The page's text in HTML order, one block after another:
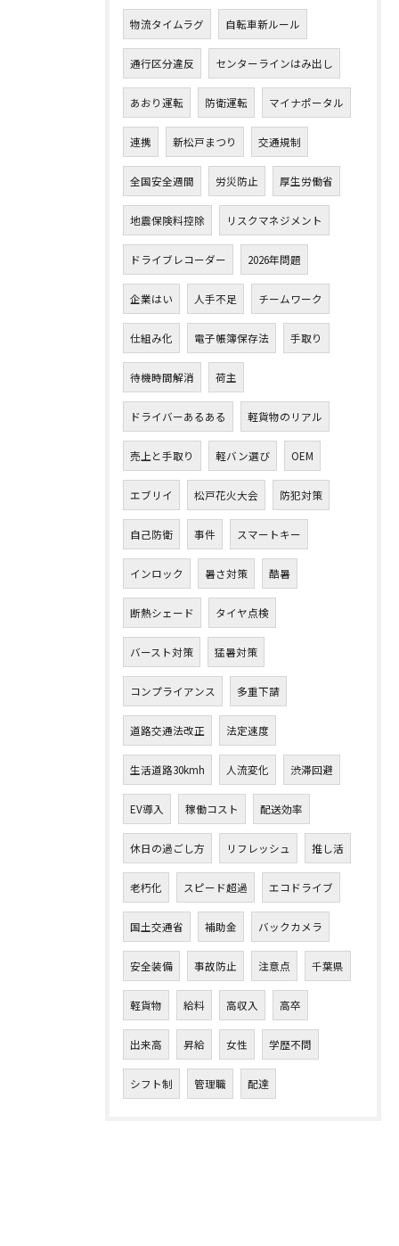
物流タイムラグ 自転車新ルール
通行区分違反 センターラインはみ出し
あおり運転 防衛運転 マイナポータル
連携 新松戸まつり 交通規制
全国安全週間 労災防止 厚生労働省
地震保険料控除 リスクマネジメント
ドライブレコーダー 2026年問題
企業はい 人手不足 チームワーク
仕組み化 電子帳簿保存法 手取り
待機時間解消 荷主
ドライバーあるある 軽貨物のリアル
売上と手取り 軽バン選び OEM
エブリイ 松戸花火大会 防犯対策
自己防衛 事件 スマートキー
インロック 暑さ対策 酷暑
断熱シェード タイヤ点検
バースト対策 猛暑対策
コンプライアンス 多重下請
道路交通法改正 法定速度
生活道路30kmh 人流変化 渋滞回避
EV導入 稼働コスト 配送効率
休日の過ごし方 リフレッシュ 推し活
老朽化 スピード超過 エコドライブ
国土交通省 補助金 バックカメラ
安全装備 事故防止 注意点 千葉県
軽貨物 給料 高収入 高卒
出来高 昇給 女性 学歴不問
シフト制 管理職 配達